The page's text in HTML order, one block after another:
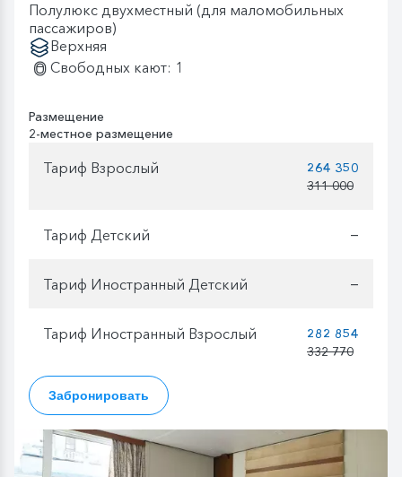
Полулюкс двухместный (для маломобильных
пассажиров)
Верхняя
Свободных кают: 1
Размещение
2-местное размещение
Тариф Взрослый
264 350
311 000
Тариф Детский —
Тариф Иностранный Детский —
Тариф Иностранный Взрослый
282 854
332 770
Забронировать